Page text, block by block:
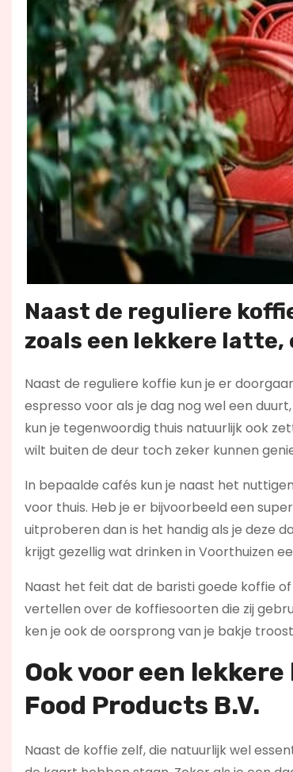
Naast de reguliere
zoals een lekkere latte,
Naast de reguliere koffie kun je er
espresso voor als je dag nog wel een
kun je tegenwoordig thuis natuurlijk ook
wilt buiten de deur toch zeker kunnen
In bepaalde cafés kun je naast het
voor thuis. Heb je er bijvoorbeeld een
uitproberen dan is het handig als je deze
krijgt gezellig wat drinken in Voorthuizen
Naast het feit dat de baristi goede koffie
vertellen over de koffiesoorten die zij
ken je ook de oorsprong van je bakje
Ook voor een
Food Products B.V.
Naast de koffie zelf, die natuurlijk wel